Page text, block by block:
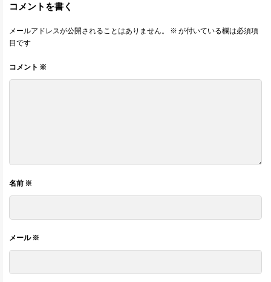
コメントを書く
メールアドレスが公開されることはありません。 ※ が付いている欄は必須項
目です
コメント ※
名前 ※
メール※